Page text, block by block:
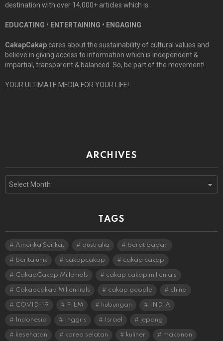
destination with over 14,000+ articles which is:
EDUCATING • ENTERTAINING • ENGAGING
CakapCakap cares about the sustainability of cultural values and
believe in giving access to information which is independent &
impartial, transparent & balanced. So, be part of the movement!
YOUR ULTIMATE MEDIA FOR YOUR LIFE!
ARCHIVES
TAGS
Amerika Serikat australia berat badan
berita unik cakapcakap cakap cakap
CakapCakap Millenials cakap cakap millenials
Cakapcakap Millennials cakap people china
COVID-19 FILM hubungan INDIA
Indonesia Inggris Israel jepang
kesehatan korea selatan kuliner makanan